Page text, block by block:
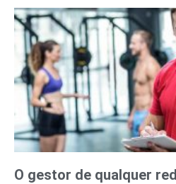
O gestor de qualquer